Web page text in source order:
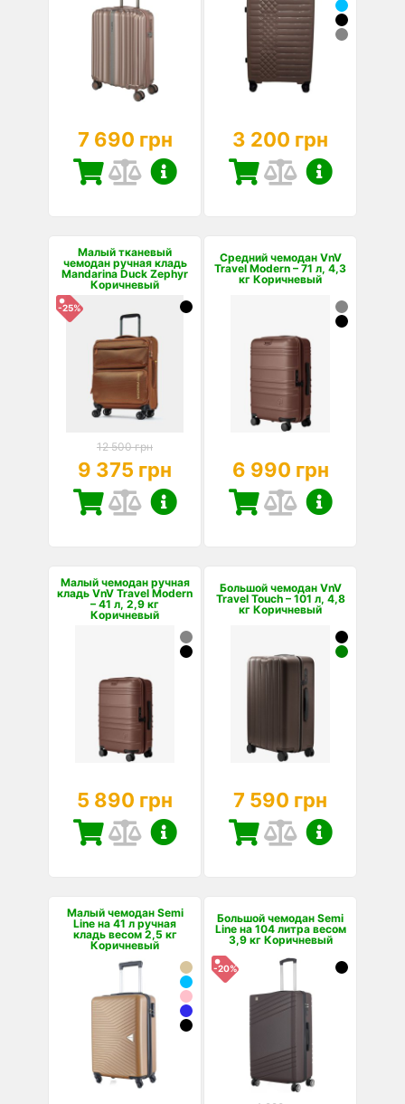
7 690 грн 3 200 грн
Малый тканевый
чемодан ручная кладь
Mandarina Duck Zephyr
Коричневый
-25%
12 500 грн
9 375 грн
Средний чемодан VnV
Travel Modern – 71 л, 4,3
кг Коричневый
6 990 грн
Малый чемодан ручная
кладь VnV Travel Modern
– 41 л, 2,9 кг
Коричневый
5 890 грн
Большой чемодан VnV
Travel Touch – 101 л, 4,8
кг Коричневый
7 590 грн
Малый чемодан Semi
Line на 41 л ручная
кладь весом 2,5 кг
Коричневый
Большой чемодан Semi
Line на 104 литра весом
3,9 кг Коричневый
-20%